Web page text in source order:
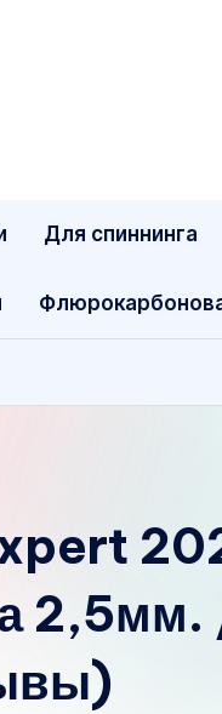
Для спиннинга